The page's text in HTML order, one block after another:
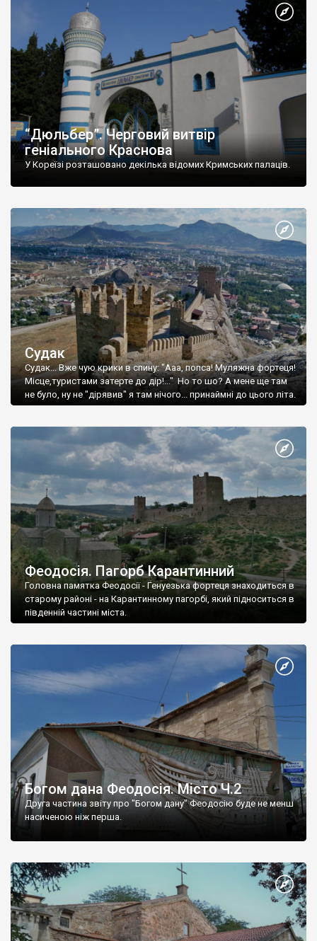
“Дюльбер”. Черговий витвір
геніального Краснова
У Кореїзі розташовано декілька відомих Кримських палаців.
Судак
Судак... Вже чую крики в спину: "Ааа, попса! Муляжна фортеця!
Місце,туристами затерте до дір!..." Но то шо? А мене ще там
не було, ну не "дірявив" я там нічого... принаймні до цього літа.
Феодосія. Пагорб Карантинний
Головна памятка Феодосії - Генуезька фортеця знаходиться в
старому районі - на Карантинному пагорбі, який підноситься в
південній частині міста.
Богом дана Феодосія. Місто Ч.2
Друга частина звіту про "Богом дану" Феодосію буде не менш
насиченою ніж перша.